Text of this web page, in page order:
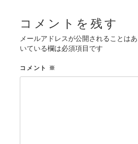
コメントを残す
メールアドレスが公開されることはあ
いている欄は必須項目です
コメント ※